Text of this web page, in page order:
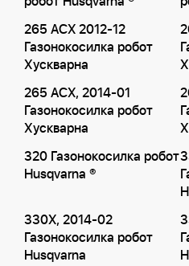
265 ACX 2012-12
Газонокосилка робот
Хускварна
265 ACX, 2014-01
Газонокосилка робот
Хускварна
320 Газонокосилка робот
Husqvarna ®
330X, 2014-02
Газонокосилка робот
Husqvarna